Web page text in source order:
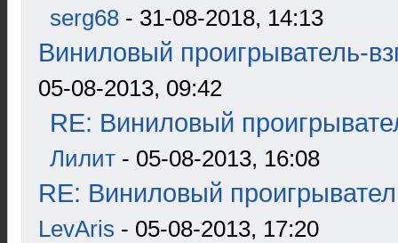
serg68 - 31-08-2018, 14:13
Виниловый проигрыватель-
05-08-2013, 09:42
RE: Виниловый
Лилит - 05-08-2013, 16:08
RE: Виниловый
LevAris - 05-08-2013, 17:20